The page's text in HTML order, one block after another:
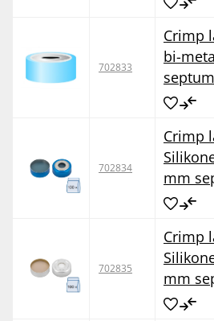
702833
Crimp
bi-
septum
702834
Crimp
mm
702835
Crimp
mm